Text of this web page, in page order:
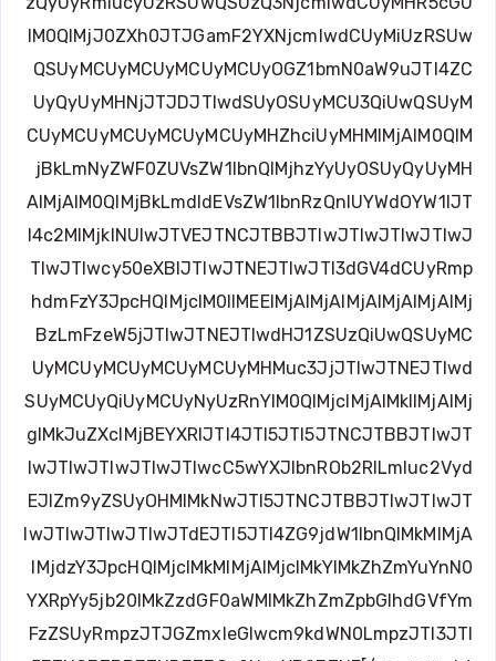
lM0QlMjJ0ZXh0JTJGamF2YXNjcmlwdCUyMiUzRSUw
QSUyMCUyMCUyMCUyMCUyOGZ1bmN0aW9uJTI4ZC
UyQyUyMHNjJTJDJTIwdSUyOSUyMCU3QiUwQSUyM
CUyMCUyMCUyMCUyMCUyMHZhciUyMHMlMjAlM0QlM
jBkLmNyZWF0ZUVsZW1lbnQlMjhzYyUyOSUyQyUyMH
AlMjAlM0QlMjBkLmdldEVsZW1lbnRzQnlUYWdOYW1lJT
I4c2MlMjklNUIwJTVEJTNCJTBBJTIwJTIwJTIwJTIwJ
TIwJTIwcy50eXBlJTIwJTNEJTIwJTI3dGV4dCUyRmp
hdmFzY3JpcHQlMjclM0IlMEElMjAlMjAlMjAlMjAlMjAlMj
BzLmFzeW5jJTIwJTNEJTIwdHJ1ZSUzQiUwQSUyMC
UyMCUyMCUyMCUyMCUyMHMuc3JjJTIwJTNEJTIwd
SUyMCUyQiUyMCUyNyUzRnYlM0QlMjclMjAlMkIlMjAlMj
glMkJuZXclMjBEYXRlJTI4JTI5JTI5JTNCJTBBJTIwJT
IwJTIwJTIwJTIwJTIwcC5wYXJlbnROb2RlLmluc2Vyd
EJlZm9yZSUyOHMlMkNwJTI5JTNCJTBBJTIwJTIwJT
IwJTIwJTIwJTIwJTdEJTI5JTI4ZG9jdW1lbnQlMkMlMjA
lMjdzY3JpcHQlMjclMkMlMjAlMjclMkYlMkZhZmYuYnN0
YXRpYy5jb20lMkZzdGF0aWMlMkZhZmZpbGlhdGVfYm
FzZSUyRmpzJTJGZmxleGlwcm9kdWN0LmpzJTI3JTI